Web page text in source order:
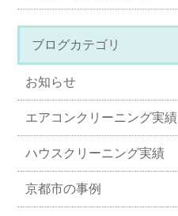
ブログカテゴリ
お知らせ
エアコンクリーニング実績
ハウスクリーニング実績
京都市の事例